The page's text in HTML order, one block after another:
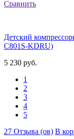
Сравнить
Детский
C801S-KDRU)
5 230 руб.
1
2
3
4
5
27 Отзыва (ов) В